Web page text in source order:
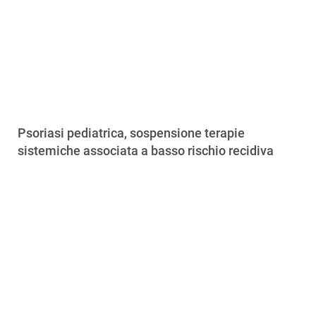
Psoriasi pediatrica, sospensione terapie
sistemiche associata a basso rischio recidiva